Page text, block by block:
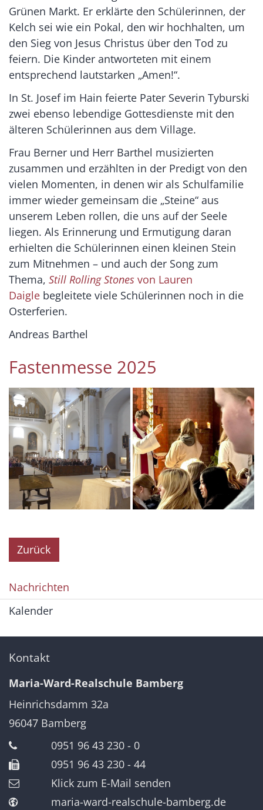
Grünen Markt. Er erklärte den Schülerinnen, der
Kelch sei wie ein Pokal, den wir hochhalten, um
den Sieg von Jesus Christus über den Tod zu
feiern. Die Kinder antworteten mit einem
entsprechend lautstarken „Amen!“.
In St. Josef im Hain feierte Pater Severin Tyburski
zwei ebenso lebendige Gottesdienste mit den
älteren Schülerinnen aus dem Village.
Frau Berner und Herr Barthel musizierten
zusammen und erzählten in der Predigt von den
vielen Momenten, in denen wir als Schulfamilie
immer wieder gemeinsam die „Steine“ aus
unserem Leben rollen, die uns auf der Seele
liegen. Als Erinnerung und Ermutigung daran
erhielten die Schülerinnen einen kleinen Stein
zum Mitnehmen – und auch der Song zum
Thema, Still Rolling Stones von Lauren
Daigle begleitete viele Schülerinnen noch in die
Osterferien.
Andreas Barthel
Fastenmesse 2025
Zurück
Nachrichten
Kalender
Kontakt
Maria-Ward-Realschule Bamberg
Heinrichsdamm 32a
96047 Bamberg
0951 96 43 230 - 0
0951 96 43 230 - 44
Klick zum E-Mail senden
maria-ward-realschule-bamberg.de